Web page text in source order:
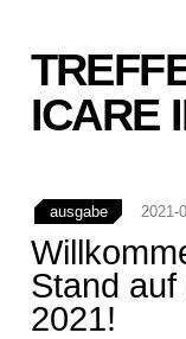
ICARE
ausgabe 2021-
Stand
2021!